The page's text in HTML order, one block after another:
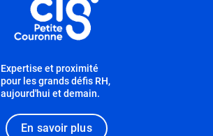
Expertise et proximité
pour les grands défis RH,
aujourd'hui et demain.
En savoir plus